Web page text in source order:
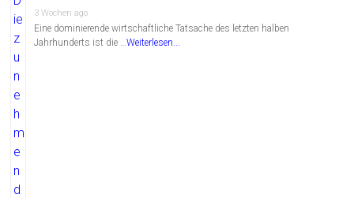
3 Wochen ago
Eine dominierende wirtschaftliche Tatsache des letzten halben
Jahrhunderts ist die …Weiterlesen...